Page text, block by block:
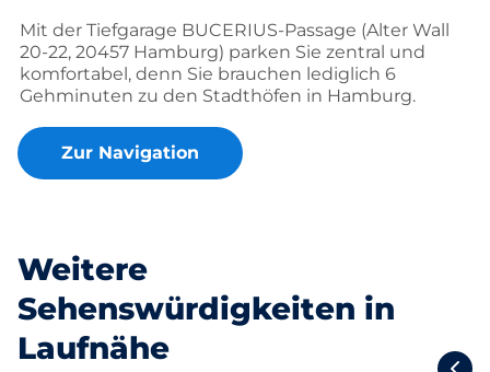
Mit der Tiefgarage BUCERIUS-Passage (Alter Wall
20-22, 20457 Hamburg) parken Sie zentral und
komfortabel, denn Sie brauchen lediglich 6
Gehminuten zu den Stadthöfen in Hamburg.
Zur Navigation
Weitere
Sehenswürdigkeiten in
Laufnähe
Alsterarkaden